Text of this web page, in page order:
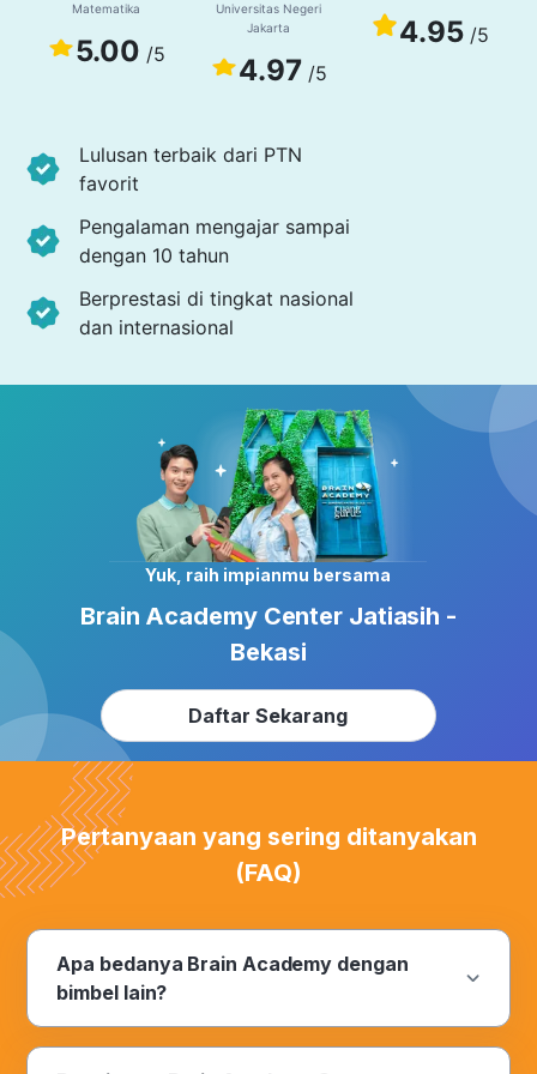
Matematika
5.00 /5
Universitas Negeri
Jakarta
4.97 /5
4.95 /5
Lulusan terbaik dari PTN
favorit
Pengalaman mengajar sampai
dengan 10 tahun
Berprestasi di tingkat nasional
dan internasional
Yuk, raih impianmu bersama
Brain Academy Center Jatiasih -
Bekasi
Daftar Sekarang
Pertanyaan yang sering ditanyakan
(FAQ)
Apa bedanya Brain Academy dengan
bimbel lain?
Inovasi. Satu kata bermakna yang diyakini